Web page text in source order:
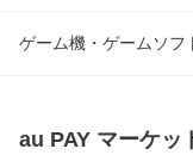
ゲーム機・ゲームソフ
au PAY マーケッ